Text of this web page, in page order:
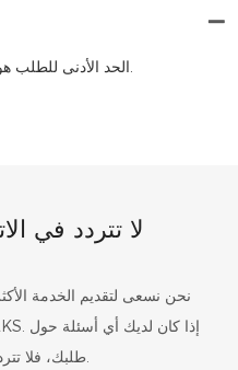
الحد الأدنى للطلب هو وحدة واحدة، ونحن نقبل العينات.
لا تتردد في
نحن نسعى لتقديم الخدمة
طلبك، فلا تتردد في الاتصال بنا.